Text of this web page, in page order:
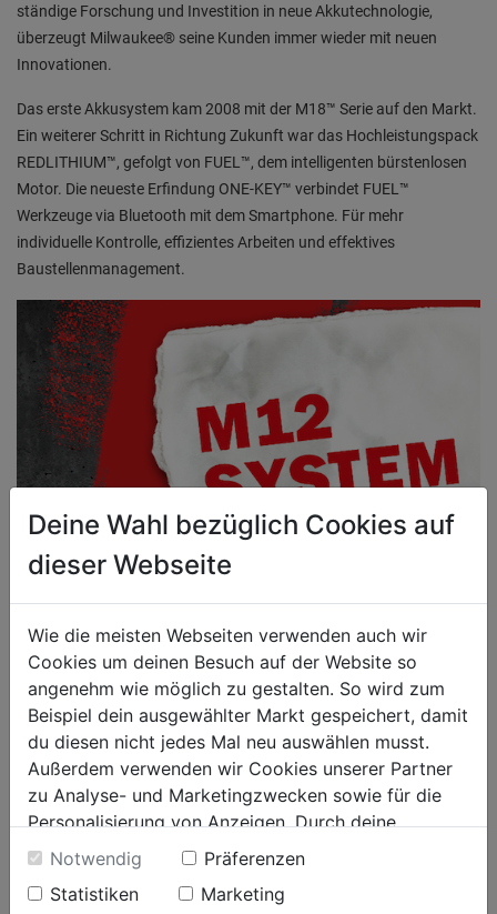
ständige Forschung und Investition in neue Akkutechnologie,
überzeugt Milwaukee® seine Kunden immer wieder mit neuen
Innovationen.
Das erste Akkusystem kam 2008 mit der M18™ Serie auf den Markt.
Ein weiterer Schritt in Richtung Zukunft war das Hochleistungspack
REDLITHIUM™, gefolgt von FUEL™, dem intelligenten bürstenlosen
Motor. Die neueste Erfindung ONE-KEY™ verbindet FUEL™
Werkzeuge via Bluetooth mit dem Smartphone. Für mehr
individuelle Kontrolle, effizientes Arbeiten und effektives
Baustellenmanagement.
Deine Wahl bezüglich Cookies auf
dieser Webseite
Wie die meisten Webseiten verwenden auch wir
Cookies um deinen Besuch auf der Website so
angenehm wie möglich zu gestalten. So wird zum
Beispiel dein ausgewählter Markt gespeichert, damit
du diesen nicht jedes Mal neu auswählen musst.
Außerdem verwenden wir Cookies unserer Partner
zu Analyse- und Marketingzwecken sowie für die
Personalisierung von Anzeigen. Durch deine
Einwilligung werden die Daten von Drittanbieter,
unter anderem auch in den USA, verarbeitet.
Durch Klick auf "Alle Cookies erlauben" stimmst du
Notwendig
Präferenzen
Statistiken
Marketing